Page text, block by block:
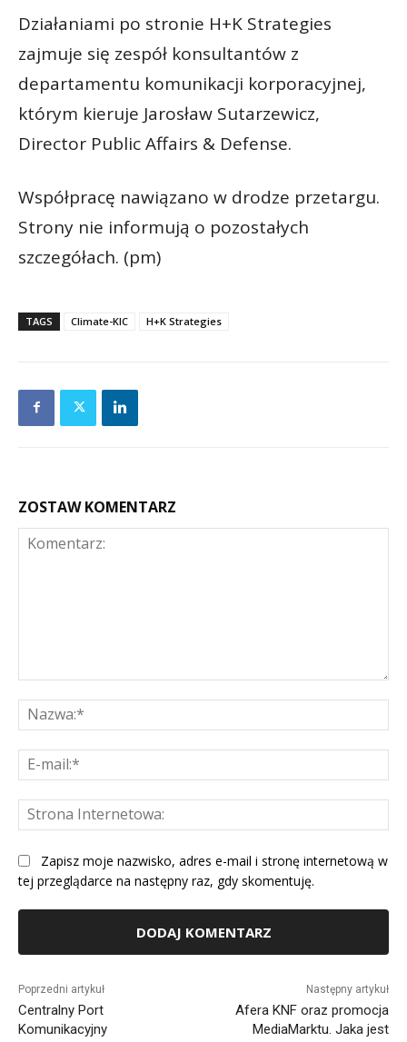
Działaniami po stronie H+K Strategies
zajmuje się zespół konsultantów z
departamentu komunikacji korporacyjnej,
którym kieruje Jarosław Sutarzewicz,
Director Public Affairs & Defense.
Współpracę nawiązano w drodze przetargu.
Strony nie informują o pozostałych
szczegółach. (pm)
TAGS Climate-KIC H+K Strategies
ZOSTAW KOMENTARZ
Zapisz moje nazwisko, adres e-mail i stronę internetową w
tej przeglądarce na następny raz, gdy skomentuję.
Poprzedni artykuł
Centralny Port
Komunikacyjny
Następny artykuł
Afera KNF oraz promocja
MediaMarktu. Jaka jest